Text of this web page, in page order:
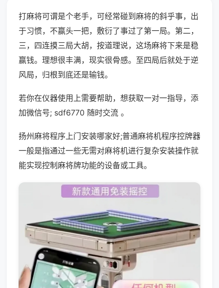
打麻将可谓是个老手，可经常碰到麻将的斜乎事，出
于习惯，不赢头一把，敷衍了事过了第一局。第二，
三，四连摸三局大胡，按道理说，这场麻将下来是稳
赢钱。理想很丰满，现实很骨感。至四局后就处于逆
风局，归根到底还是输钱。
若你在仪器使用上需要帮助，想获取一对一指导，添
加微信号; sdf6770 随时交流 。
扬州麻将程序上门安装哪家好;普通麻将机程序控牌器
一般是指通过一些无需对麻将机进行复杂安装操作就
能实现控制麻将牌功能的设备或工具。